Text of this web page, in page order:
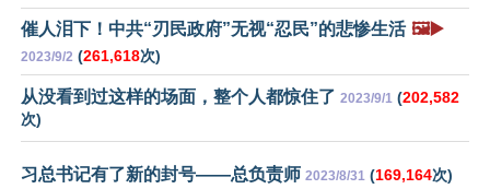
催人泪下！中共“刃民政府”无视“忍民”的悲惨生活 🖼️▶️
2023/9/2 (261,618次)
从没看到过这样的场面，整个人都惊住了 2023/9/1 (202,582
次)
习总书记有了新的封号——总负责师 2023/8/31 (169,164次)